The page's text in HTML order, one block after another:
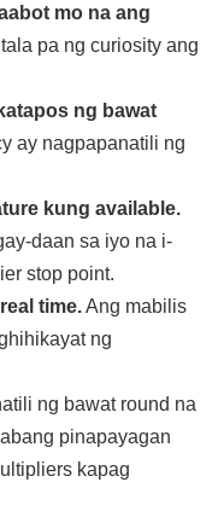
mo na ang
pa ng curiosity ang
ng bawat
ay nagpapanatili ng
kung available.
daan sa iyo na i-
stop point.
time.Ang mabilis
ng
ng bawat round na
pinapayagan
kapag